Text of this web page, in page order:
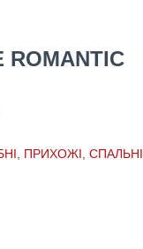
ПРИХОЖІ СПАЛЬНІ